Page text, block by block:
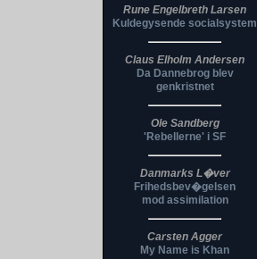
Rune Engelbreth Larsen
Kuldegysende socialsystem
Claus Elholm Andersen
Da Dannebrog blev
genkristnet
Ole Sandberg
'Rebellerne' i SF
Danmarks L�ver
Frihedsbev�gelsen
mod assimilation
Carsten Agger
My Name is Khan